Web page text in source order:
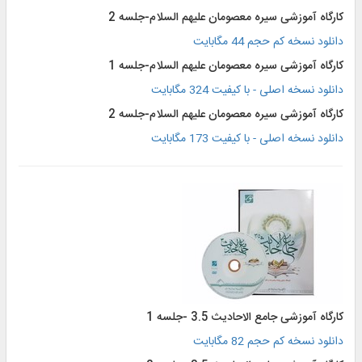
کارگاه آموزشی سیره معصومان علیهم السلام-جلسه 2
دانلود نسخه کم حجم 44 مگابایت
کارگاه آموزشی سیره معصومان علیهم السلام-جلسه 1
دانلود نسخه اصلی - با کیفیت 324 مگابایت
کارگاه آموزشی سیره معصومان علیهم السلام-جلسه 2
دانلود نسخه اصلی - با کیفیت 173 مگابایت
کارگاه آموزشی جامع الاحادیث 3.5 -جلسه 1
دانلود نسخه کم حجم 82 مگابایت